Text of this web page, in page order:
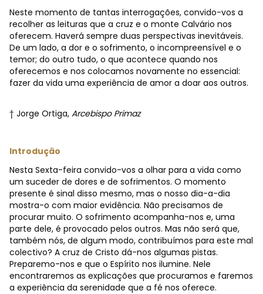
Neste momento de tantas interrogações, convido-vos a
recolher as leituras que a cruz e o monte Calvário nos
oferecem. Haverá sempre duas perspectivas inevitáveis.
De um lado, a dor e o sofrimento, o incompreensível e o
temor; do outro tudo, o que acontece quando nos
oferecemos e nos colocamos novamente no essencial:
fazer da vida uma experiência de amor a doar aos outros.
† Jorge Ortiga, Arcebispo Primaz
Introdução
Nesta Sexta-feira convido-vos a olhar para a vida como
um suceder de dores e de sofrimentos. O momento
presente é sinal disso mesmo, mas o nosso dia-a-dia
mostra-o com maior evidência. Não precisamos de
procurar muito. O sofrimento acompanha-nos e, uma
parte dele, é provocado pelos outros. Mas não será que,
também nós, de algum modo, contribuímos para este mal
colectivo? A cruz de Cristo dá-nos algumas pistas.
Preparemo-nos e que o Espírito nos ilumine. Nele
encontraremos as explicações que procuramos e faremos
a experiência da serenidade que a fé nos oferece.